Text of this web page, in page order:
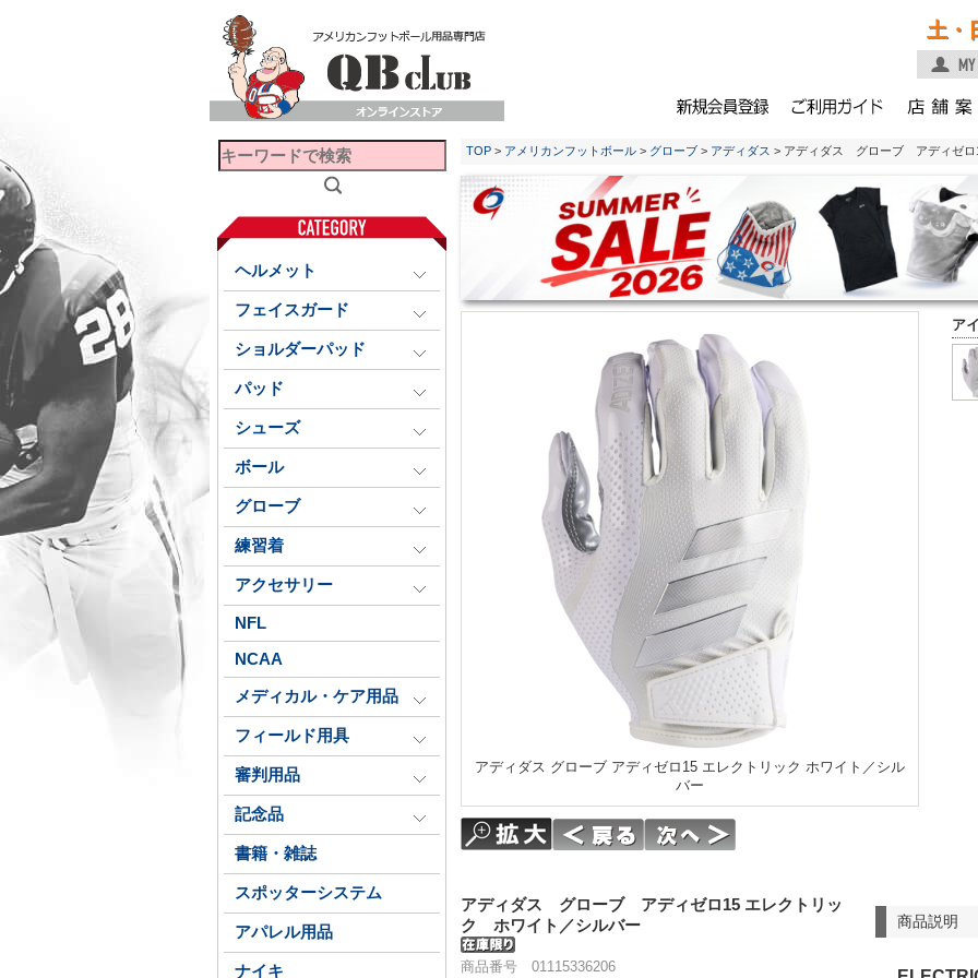
土・
ヘルメット
フェイスガード
ショルダーパッド
パッド
シューズ
ボール
グローブ
練習着
アクセサリー
NFL
NCAA
メディカル・ケア用品
フィールド用具
審判用品
記念品
書籍・雑誌
スポッターシステム
アパレル用品
ナイキ
TOP > アメリカンフットボール > グローブ > アディダス > アディダス グローブ アディゼロ
ア
アディダス グローブ アディゼロ15 エレクトリック ホワイト／シル
バー
商品説明
アディダス グローブ アディゼロ15 エレクトリッ
ク ホワイト／シルバー
商品番号 01115336206